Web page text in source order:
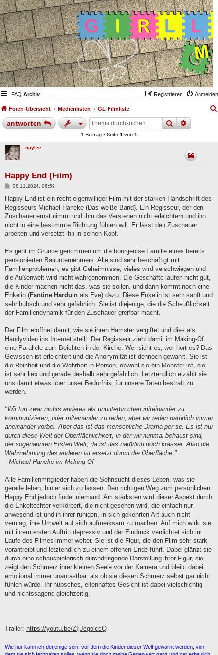
FAQ Archiv Anmelden
Registrieren
Foren-Übersicht Medienlisten GL-Filmliste
antworten suche
1 Beitrag • Seite 1 von 1
naylee
Happy End (Film)
B
i
r
a
08.11.2024, 06:59
Happy End ist ein recht eigenwilliger Film mit der starken Handschrift des
Regisseurs Michael Haneke (Das weiße Band). Ein Regisseur, der den
Zuschauer ernst nimmt und ihm das Verstehen nicht erleichtern und ihn
nicht in eine bestimmte Richtung führen will. Er lässt den Zuschauer
arbeiten und versetzt ihn in seinen Kopf.
Es geht im Grunde genommen um die bourgeoise Familie eines bereits
pensionierten Bauunternehmers. Alle sind sehr beschäftigt mit
Familienproblemen, es gibt Geheimnisse, vieles wird verschwiegen und
die Außenwelt wird nicht wahrgenommen. Die Geschäfte laufen nicht gut,
die Kinder machen nicht das, was sie sollen, und dann kommt noch eine
Enkelin (Fantine Harduin als Eve) dazu. Diese Enkelin ist sehr sanft und
sehr hübsch und sehr gefährlich. Sie ist diejenige, die die Scheußlichkeit
der Familiendynamik für den Zuschauer greifbar macht.
Der Film eröffnet damit, wie sie ihren Hamster vergiftet und dies als
Handyvideo ins Internet stellt. Der Regisseur zieht damit im Making-Of
eine Parallele zum Beichten in der Kirche: Wer sieht es, wer hört es? Das
Gewissen ist erleichtert und die Anonymität ist dennoch gewahrt. Sie ist
die Reinheit und die Wahrheit in Person, obwohl sie ein Monster ist, sie
ist sehr lieb und gerade deshalb sehr gefährlich. Letztendlich erzählt sie
uns damit etwas über unser Bedürfnis, für unsere Taten bestraft zu
werden.
"Wir tun zwar nichts anderes als ununterbrochen miteinander zu
kommunizieren, oder miteinander zu reden, aber wir reden natürlich immer
aneinander vorbei. Aber das ist das menschliche Drama per se. Es ist nur
durch diese Welt der Oberflächlichkeit, in der wir nunmal behaust sind,
der sogenannten Ersten Welt, da ist das natürlich noch krasser. Also die
Wahrnehmung des anderen ist ersetzt durch die Oberfläche."
- Michael Haneke im Making-Of -
Alle Familienmitglieder haben die Sehnsucht dieses Leben, was sie
gerade leben, hinter sich zu lassen. Den richtigen Weg zum persönlichen
Happy End jedoch findet niemand. Am stärksten wird dieser Aspekt durch
die Enkeltochter verkörpert, die nicht gesehen wird, die einfach nur
anwesend ist und in ihrer ruhigen, in sich gekehrten Art auch nicht
vermag, ihre Umwelt auf sich aufmerksam zu machen. Auf mich wirkt sie
mit ihrem ersten Auftritt depressiv und der Eindruck verdichtet sich im
Laufe des Filmes immer weiter. Sie ist die Figur, die den Film sehr stark
vorantreibt und letztendlich zu einem offenen Ende führt. Dabei glänzt sie
durch eine schauspielerisch durchdringende Darstellung ihrer Figur, sie
zeigt den Schmerz ihrer kleinen Seele vor der Kamera und bleibt dabei
emotional immer unantastbar, als ob sie diesen Schmerz selbst gar nicht
fühlen würde. Ihr hübsches, elfenhaftes Gesicht ist dabei vielschichtig
und nichtssagend gleichzeitig.
Trailer: https://youtu.be/ZIjJcgolccQ
Wie nur kann ich derjenige sein, vor dem die Kinder dieser Welt gewarnt werden, von